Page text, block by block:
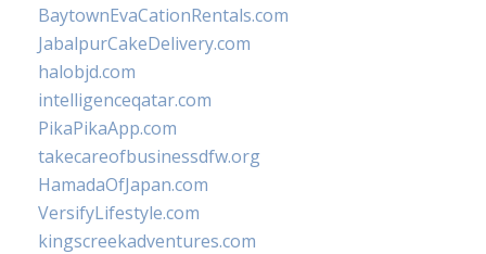
BaytownEvaCationRentals.com
JabalpurCakeDelivery.com
halobjd.com
intelligenceqatar.com
PikaPikaApp.com
takecareofbusinessdfw.org
HamadaOfJapan.com
VersifyLifestyle.com
kingscreekadventures.com